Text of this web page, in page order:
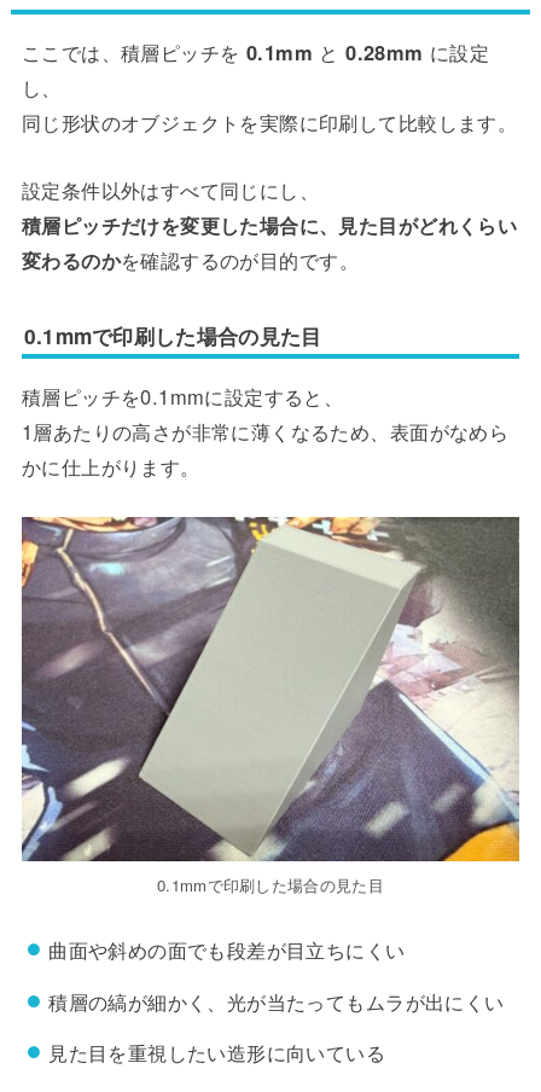
ここでは、積層ピッチを 0.1mm と0.28mm に設定
し、
同じ形状のオブジェクトを実際に印刷して比較します。
設定条件以外はすべて同じにし、
積層ピッチだけを変更した場合に、見た目がどれくらい
変わるのかを確認するのが目的です。
0.1mmで印刷した場合の見た目
積層ピッチを0.1mmに設定すると、
1層あたりの高さが非常に薄くなるため、表面がなめら
かに仕上がります。
0.1mmで印刷した場合の見た目
曲面や斜めの面でも段差が目立ちにくい
積層の縞が細かく、光が当たってもムラが出にくい
見た目を重視したい造形に向いている